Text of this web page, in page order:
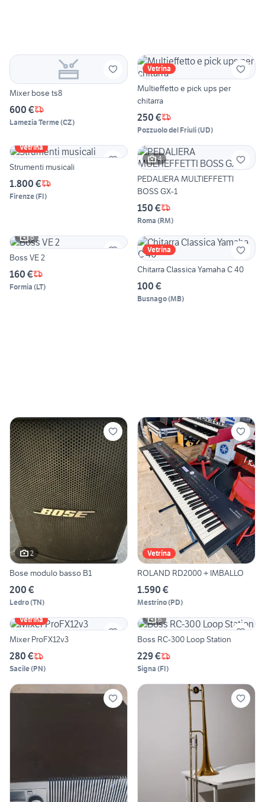
Mixer bose ts8
600 €
Lamezia Terme(CZ)
Vetrina
Multieffetto e pick ups per
chitarra
250 €
Pozzuolo del Friuli(UD)
Vetrina
Strumenti musicali
1.800 €
Firenze(FI)
4
PEDALIERA MULTIEFFETTI
BOSS GX-1
150 €
Roma (RM)
6
Boss VE 2
160 €
Formia (LT)
Vetrina
Chitarra Classica Yamaha C 40
100 €
Busnago(MB)
2
Bose modulo basso B1
200 €
Ledro(TN)
Vetrina
ROLAND RD2000 + IMBALLO
1.590 €
Mestrino(PD)
Vetrina
Mixer ProFX12v3
280 €
Sacile(PN)
6
Boss RC-300 Loop Station
229 €
Signa (FI)